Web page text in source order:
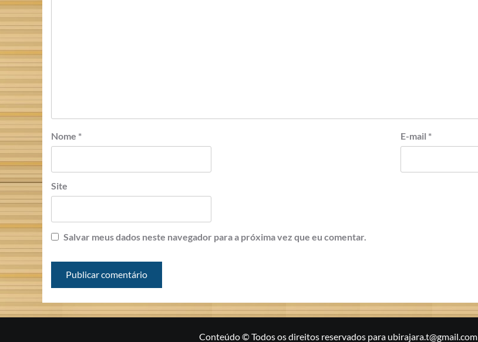
Nome * E-mail *
Site
Salvar meus dados neste navegador para a próxima vez que eu comentar.
Conteúdo © Todos os direitos reservados para ubirajara.t@gmail.com